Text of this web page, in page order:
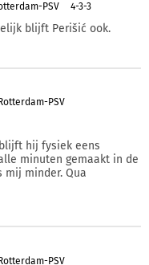
PSV 4-3-3
blijft Perišić ook.
PSV
hij fysiek eens
minuten gemaakt in de
mij minder. Qua
PSV